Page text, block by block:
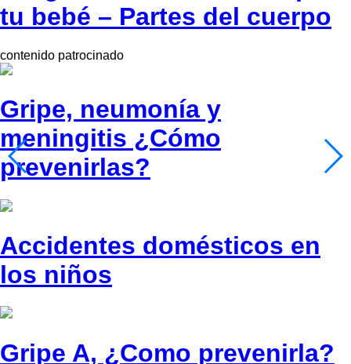
tu bebé – Partes del cuerpo
contenido patrocinado
Gripe, neumonía y
meningitis ¿Cómo
prevenirlas?
Accidentes domésticos en
los niños
Gripe A, ¿Como prevenirla?